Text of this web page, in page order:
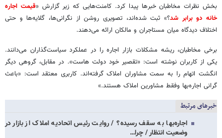
بخش نظرات مخاطبان خبرها پیدا کرد. کامنت‌هایی که زیر گزارش «قیمت اجاره
خانه دو برابر شد؟» ثبت شده‌اند، تصویری روشن از نگرانی‌ها، گلایه‌ها و حتی
اختلاف دیدگاه میان مستاجران و مالکان ارائه می‌دهند.
برخی مخاطبان، ریشه مشکلات بازار اجاره را در عملکرد سیاست‌گذاران می‌دانند.
یکی از کاربران نوشته است: «تقصیر خود دولت هاست». در مقابل، گروهی دیگر
انگشت اتهام را به سمت مشاوران املاک گرفته‌اند. کاربری معتقد است: «باعث
گرانی اجاره‌بها وفقط مشاورین املاک هستند.»
خبرهای مرتبط
اجاره‌بها به سقف رسیده؟ / روایت رئیس اتحادیه املاک از بازار در
وضعیت انتظار / چرا…